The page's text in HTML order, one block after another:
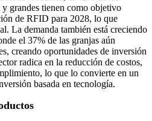
y grandes tienen como objetivo
de RFID para 2028, lo que
La demanda también está creciendo
el 37% de las granjas aún
creando oportunidades de inversión
radica en la reducción de costos,
lo que lo convierte en un
basada en tecnología.